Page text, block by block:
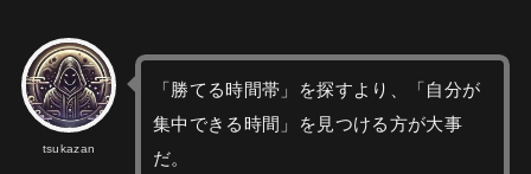
tsukazan
「勝てる時間帯」を探すより、「自分が
集中できる時間」を見つける方が大事
だ。